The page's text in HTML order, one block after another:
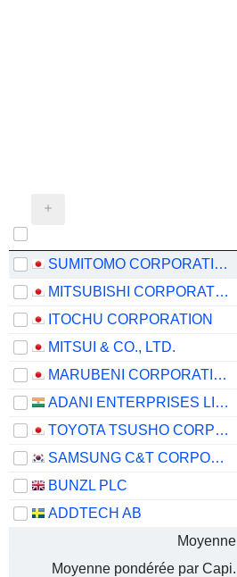
SUMITOMO CORPORATION
MITSUBISHI CORPORATION
ITOCHU CORPORATION
MITSUI & CO., LTD.
MARUBENI CORPORATION
ADANI ENTERPRISES LIMITED
TOYOTA TSUSHO CORPORATION
SAMSUNG C&T CORPORATION
BUNZL PLC
ADDTECH AB
Moyenne
Moyenne pondérée par Capi.